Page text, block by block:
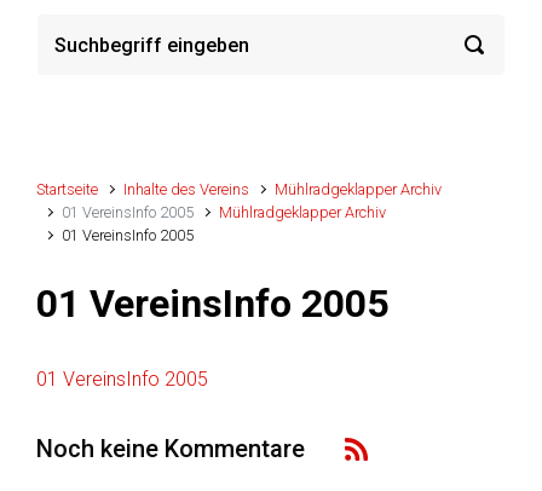
Startseite Inhalte des Vereins
Mühlradgeklapper Archiv
01 VereinsInfo 2005
Mühlradgeklapper Archiv
01 VereinsInfo 2005
01 VereinsInfo 2005
01 VereinsInfo 2005
Noch keine Kommentare